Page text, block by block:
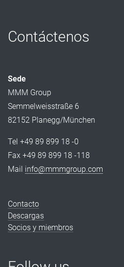
Contáctenos
Sede
MMM Group
Semmelweisstraße 6
82152 Planegg/München
Tel +49 89 899 18 -0
Fax +49 89 899 18 -118
Mail info@mmmgroup.com
Contacto
Descargas
Socios y miembros